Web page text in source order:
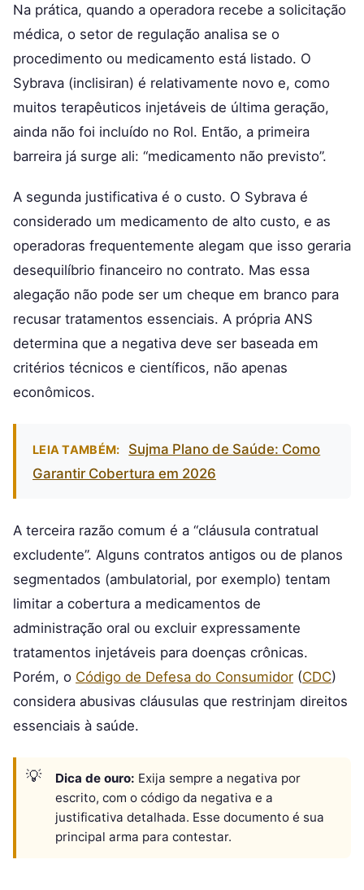
Na prática, quando a operadora recebe a solicitação
médica, o setor de regulação analisa se o
procedimento ou medicamento está listado. O
Sybrava (inclisiran) é relativamente novo e, como
muitos terapêuticos injetáveis de última geração,
ainda não foi incluído no Rol. Então, a primeira
barreira já surge ali: “medicamento não previsto”.
A segunda justificativa é o custo. O Sybrava é
considerado um medicamento de alto custo, e as
operadoras frequentemente alegam que isso geraria
desequilíbrio financeiro no contrato. Mas essa
alegação não pode ser um cheque em branco para
recusar tratamentos essenciais. A própria ANS
determina que a negativa deve ser baseada em
critérios técnicos e científicos, não apenas
econômicos.
LEIA TAMBÉM:
Sujma Plano de Saúde: Como
Garantir Cobertura em 2026
A terceira razão comum é a “cláusula contratual
excludente”. Alguns contratos antigos ou de planos
segmentados (ambulatorial, por exemplo) tentam
limitar a cobertura a medicamentos de
administração oral ou excluir expressamente
tratamentos injetáveis para doenças crônicas.
Porém, o Código de Defesa do Consumidor (CDC)
considera abusivas cláusulas que restrinjam direitos
essenciais à saúde.
Dica de ouro: Exija sempre a negativa por
escrito, com o código da negativa e a
justificativa detalhada. Esse documento é sua
principal arma para contestar.